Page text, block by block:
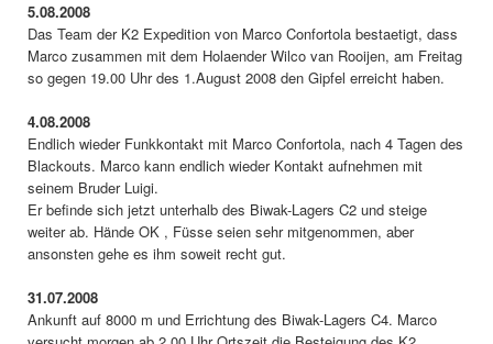
5.08.2008
Das Team der K2 Expedition von Marco Confortola bestaetigt, dass
Marco zusammen mit dem Holaender Wilco van Rooijen, am Freitag
so gegen 19.00 Uhr des 1.August 2008 den Gipfel erreicht haben.
4.08.2008
Endlich wieder Funkkontakt mit Marco Confortola, nach 4 Tagen des
Blackouts. Marco kann endlich wieder Kontakt aufnehmen mit
seinem Bruder Luigi.
Er befinde sich jetzt unterhalb des Biwak-Lagers C2 und steige
weiter ab. Hände OK , Füsse seien sehr mitgenommen, aber
ansonsten gehe es ihm soweit recht gut.
31.07.2008
Ankunft auf 8000 m und Errichtung des Biwak-Lagers C4. Marco